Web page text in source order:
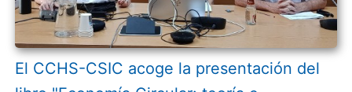
El CCHS-CSIC acoge la presentación del